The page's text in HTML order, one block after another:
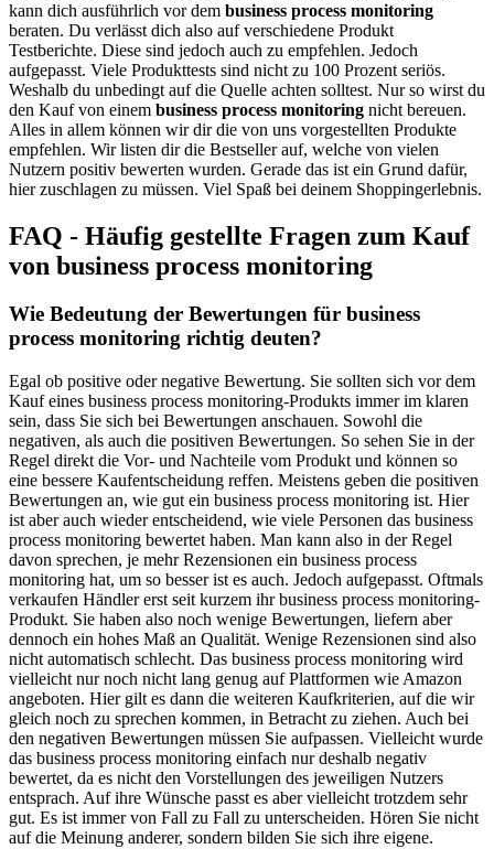
kann dich ausführlich vor dem business process monitoring
beraten. Du verlässt dich also auf verschiedene Produkt
Testberichte. Diese sind jedoch auch zu empfehlen. Jedoch
aufgepasst. Viele Produkttests sind nicht zu 100 Prozent seriös.
Weshalb du unbedingt auf die Quelle achten solltest. Nur so wirst du
den Kauf von einem business process monitoring nicht bereuen.
Alles in allem können wir dir die von uns vorgestellten Produkte
empfehlen. Wir listen dir die Bestseller auf, welche von vielen
Nutzern positiv bewerten wurden. Gerade das ist ein Grund dafür,
hier zuschlagen zu müssen. Viel Spaß bei deinem Shoppingerlebnis.
FAQ - Häufig gestellte Fragen zum Kauf
von business process monitoring
Wie Bedeutung der Bewertungen für business
process monitoring richtig deuten?
Egal ob positive oder negative Bewertung. Sie sollten sich vor dem
Kauf eines business process monitoring-Produkts immer im klaren
sein, dass Sie sich bei Bewertungen anschauen. Sowohl die
negativen, als auch die positiven Bewertungen. So sehen Sie in der
Regel direkt die Vor- und Nachteile vom Produkt und können so
eine bessere Kaufentscheidung reffen. Meistens geben die positiven
Bewertungen an, wie gut ein business process monitoring ist. Hier
ist aber auch wieder entscheidend, wie viele Personen das business
process monitoring bewertet haben. Man kann also in der Regel
davon sprechen, je mehr Rezensionen ein business process
monitoring hat, um so besser ist es auch. Jedoch aufgepasst. Oftmals
verkaufen Händler erst seit kurzem ihr business process monitoring-
Produkt. Sie haben also noch wenige Bewertungen, liefern aber
dennoch ein hohes Maß an Qualität. Wenige Rezensionen sind also
nicht automatisch schlecht. Das business process monitoring wird
vielleicht nur noch nicht lang genug auf Plattformen wie Amazon
angeboten. Hier gilt es dann die weiteren Kaufkriterien, auf die wir
gleich noch zu sprechen kommen, in Betracht zu ziehen. Auch bei
den negativen Bewertungen müssen Sie aufpassen. Vielleicht wurde
das business process monitoring einfach nur deshalb negativ
bewertet, da es nicht den Vorstellungen des jeweiligen Nutzers
entsprach. Auf ihre Wünsche passt es aber vielleicht trotzdem sehr
gut. Es ist immer von Fall zu Fall zu unterscheiden. Hören Sie nicht
auf die Meinung anderer, sondern bilden Sie sich ihre eigene.